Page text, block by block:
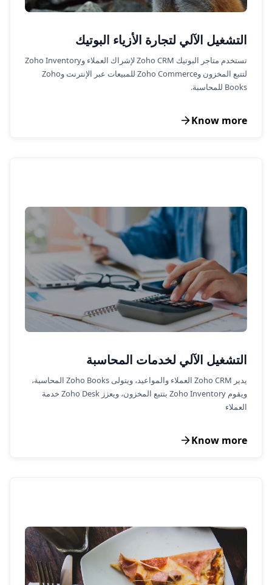
التشغيل الآلي لتجارة الأزياء البوتيك
تستخدم متاجر البوتيك Zoho CRM لإشراك العملاء وZoho Inventory
لتتبع المخزون وZoho Commerce للمبيعات عبر الإنترنت وZoho
Books للمحاسبة.
Know more
التشغيل الآلي لخدمات المحاسبة
يدير Zoho CRM العملاء والمواعيد، ويتولى Zoho Books المحاسبة،
ويقوم Zoho Inventory بتتبع المخزون، ويعزز Zoho Desk خدمة
العملاء
Know more